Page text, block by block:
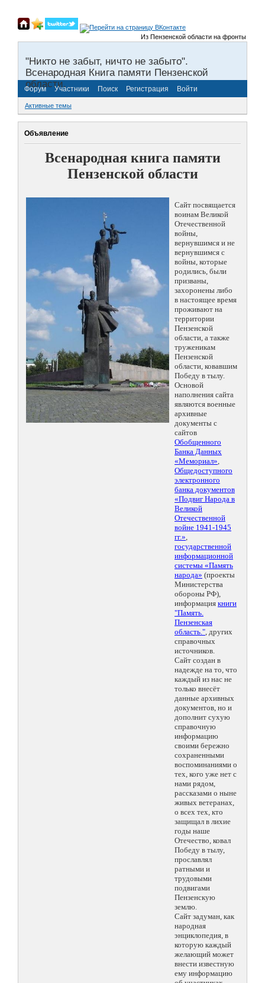
Из Пензенской области на фронты
"Никто не забыт, ничто не забыто".
Всенародная Книга памяти Пензенской
области.
Форум Участники Поиск Регистрация Войти
Активные темы
Объявление
Всенародная книга памяти
Пензенской области
Сайт посвящается
воинам Великой
Отечественной
войны,
вернувшимся и не
вернувшимся с
войны, которые
родились, были
призваны,
захоронены либо
в настоящее время
проживают на
территории
Пензенской
области, а также
труженикам
Пензенской
области, ковавшим
Победу в тылу.
Основой
наполнения сайта
являются военные
архивные
документы с
сайтов
Обобщенного
Банка Данных
«Мемориал»,
Общедоступного
электронного
банка документов
«Подвиг Народа в
Великой
Отечественной
войне 1941-1945
гг.»,
государственной
информационной
системы «Память
народа» (проекты
Министерства
обороны РФ),
информация книги
"Память.
Пензенская
область.", других
справочных
источников.
Сайт создан в
надежде на то, что
каждый из нас не
только внесёт
данные архивных
документов, но и
дополнит сухую
справочную
информацию
своими бережно
сохраненными
воспоминаниями о
тех, кого уже нет с
нами рядом,
рассказами о ныне
живых ветеранах,
о всех тех, кто
защищал в лихие
годы наше
Отечество, ковал
Победу в тылу,
прославлял
ратными и
трудовыми
подвигами
Пензенскую
землю.
Сайт задуман, как
народная
энциклопедия, в
которую каждый
желающий может
внести известную
ему информацию